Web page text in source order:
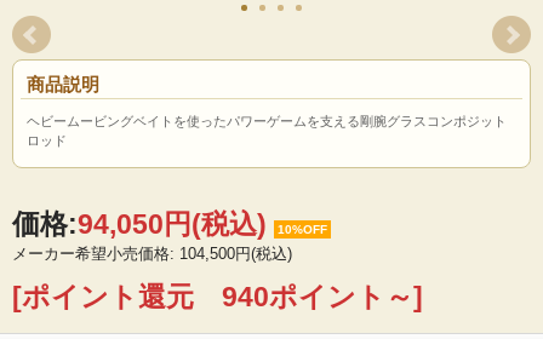
商品説明
ヘビームービングベイトを使ったパワーゲームを支える剛腕グラスコンポジット
ロッド
価格:94,050円(税込) 10%OFF
メーカー希望小売価格: 104,500円(税込)
[ポイント還元 940ポイント～]